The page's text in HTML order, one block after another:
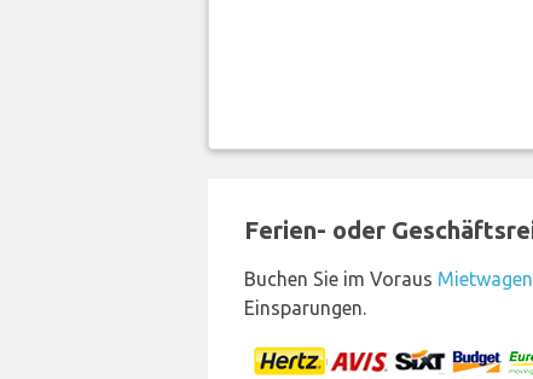
Ferien- oder
Buchen Sie im Voraus
Einsparungen.